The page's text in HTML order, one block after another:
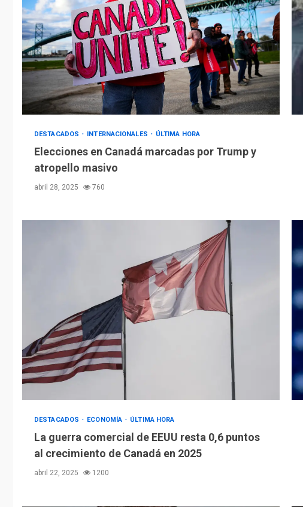
DESTACADOS INTERNACIONALES ÚLTIMA HORA
Elecciones en Canadá marcadas por Trump y
atropello masivo
abril 28, 2025 760
DESTACADOS ECONOMÍA ÚLTIMA HORA
La guerra comercial de EEUU resta 0,6 puntos
al crecimiento de Canadá en 2025
abril 22, 2025 1200